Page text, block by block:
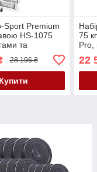
Sport Premium
HS-1075
та
28 196 ₴
Купити
75
Pro,
22